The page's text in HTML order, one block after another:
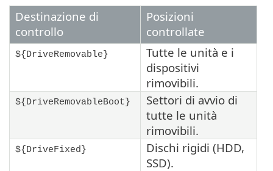
Destinazione di
controllo
Posizioni
controllate
${DriveRemovable}
Tutte le unità e i
dispositivi
rimovibili.
${DriveRemovableBoot}
Settori di avvio di
tutte le unità
rimovibili.
${DriveFixed}
Dischi rigidi (HDD,
SSD).